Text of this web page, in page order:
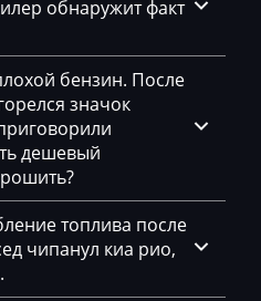
обнаружит факт
бензин. После
значок
дешевый
топлива после
чипанул киа рио,